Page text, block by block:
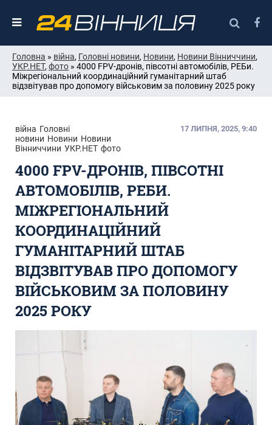
Головна » війна, Головні новини, Новини, Новини Вінниччини,
УКР.НЕТ, фото » 4000 FPV-дронів, півсотні автомобілів, РЕБи.
Міжрегіональний координаційний гуманітарний штаб
відзвітував про допомогу військовим за половину 2025 року
війна Головні
новини Новини Новини
Вінниччини УКР.НЕТ фото
17 ЛИПНЯ, 2025, 9:40
4000 FPV-ДРОНІВ, ПІВСОТНІ
АВТОМОБІЛІВ, РЕБИ.
МІЖРЕГІОНАЛЬНИЙ
КООРДИНАЦІЙНИЙ
ГУМАНІТАРНИЙ ШТАБ
ВІДЗВІТУВАВ ПРО ДОПОМОГУ
ВІЙСЬКОВИМ ЗА ПОЛОВИНУ
2025 РОКУ